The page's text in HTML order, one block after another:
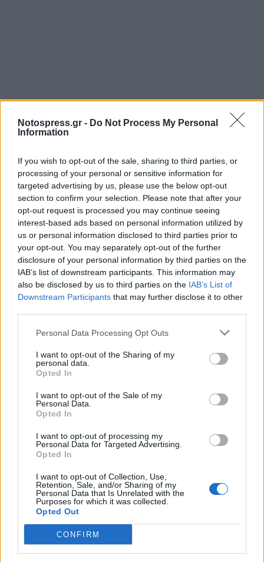
Notospress.gr - Do Not Process My Personal
Information
If you wish to opt-out of the sale, sharing to third parties, or
processing of your personal or sensitive information for
targeted advertising by us, please use the below opt-out
section to confirm your selection. Please note that after your
opt-out request is processed you may continue seeing
interest-based ads based on personal information utilized by
us or personal information disclosed to third parties prior to
your opt-out. You may separately opt-out of the further
disclosure of your personal information by third parties on the
IAB’s list of downstream participants. This information may
also be disclosed by us to third parties on the IAB’s List of
Downstream Participants that may further disclose it to other
Personal Data Processing Opt Outs
I want to opt-out of the Sharing of my
personal data.
Opted In
I want to opt-out of the Sale of my
Personal Data.
Opted In
I want to opt-out of processing my
Personal Data for Targeted Advertising.
Opted In
I want to opt-out of Collection, Use,
Retention, Sale, and/or Sharing of my
Personal Data that Is Unrelated with the
Purposes for which it was collected.
Opted Out
CONFIRM
Μάνη: Πιάστηκε στα «πράσα» την ώρα που
παραλάμβανε δέμα με ναρκωτικά
06/08/2026 12:49
Μεσσηνία: Διάσωση οικογένειας Γάλλων που